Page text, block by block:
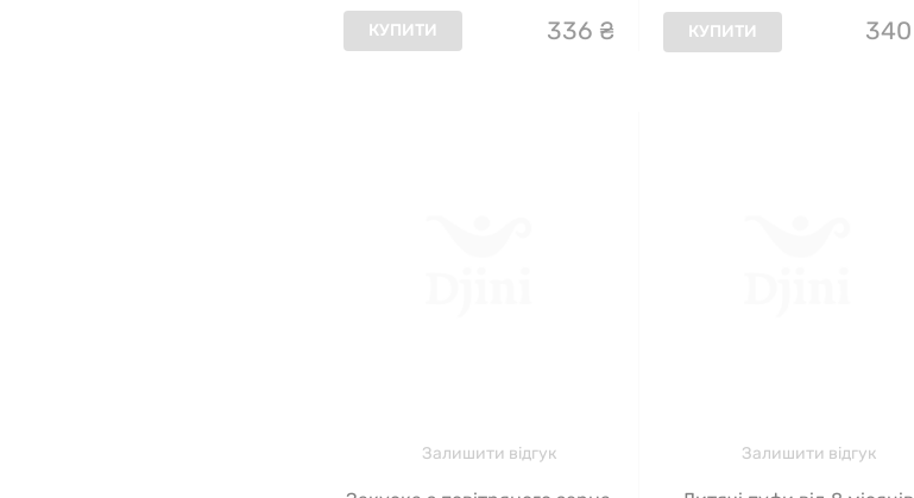
КУПИТИ 336 ₴ КУПИТИ 340
Залишити відгук Залишити відгук